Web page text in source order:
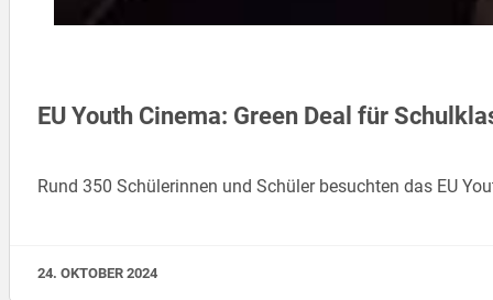
EU Youth Cinema: Green Deal für
Rund 350 Schülerinnen und Schüler besuchten das EU
24. OKTOBER 2024